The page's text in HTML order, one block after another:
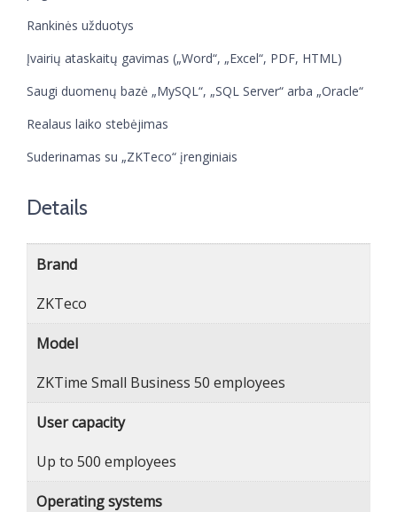
Rankinės užduotys
Įvairių ataskaitų gavimas („Word“, „Excel“, PDF, HTML)
Saugi duomenų bazė „MySQL“, „SQL Server“ arba „Oracle“
Realaus laiko stebėjimas
Suderinamas su „ZKTeco“ įrenginiais
Details
Brand
ZKTeco
Model
ZKTime Small Business 50 employees
User capacity
Up to 500 employees
Operating systems